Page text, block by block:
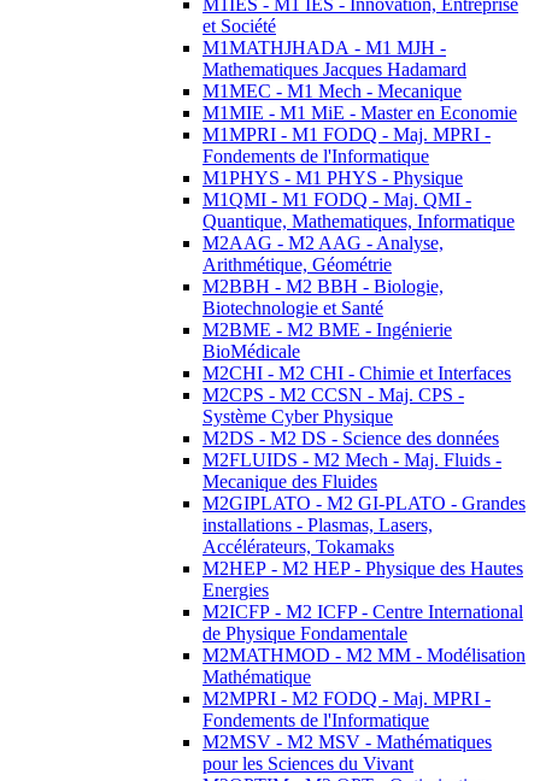
M1IES - M1 IES - Innovation, Entreprise
et Société
M1MATHJHADA - M1 MJH -
Mathematiques Jacques Hadamard
M1MEC - M1 Mech - Mecanique
M1MIE - M1 MiE - Master en Economie
M1MPRI - M1 FODQ - Maj. MPRI -
Fondements de l'Informatique
M1PHYS - M1 PHYS - Physique
M1QMI - M1 FODQ - Maj. QMI -
Quantique, Mathematiques, Informatique
M2AAG - M2 AAG - Analyse,
Arithmétique, Géométrie
M2BBH - M2 BBH - Biologie,
Biotechnologie et Santé
M2BME - M2 BME - Ingénierie
BioMédicale
M2CHI - M2 CHI - Chimie et Interfaces
M2CPS - M2 CCSN - Maj. CPS -
Système Cyber Physique
M2DS - M2 DS - Science des données
M2FLUIDS - M2 Mech - Maj. Fluids -
Mecanique des Fluides
M2GIPLATO - M2 GI-PLATO - Grandes
installations - Plasmas, Lasers,
Accélérateurs, Tokamaks
M2HEP - M2 HEP - Physique des Hautes
Energies
M2ICFP - M2 ICFP - Centre International
de Physique Fondamentale
M2MATHMOD - M2 MM - Modélisation
Mathématique
M2MPRI - M2 FODQ - Maj. MPRI -
Fondements de l'Informatique
M2MSV - M2 MSV - Mathématiques
pour les Sciences du Vivant